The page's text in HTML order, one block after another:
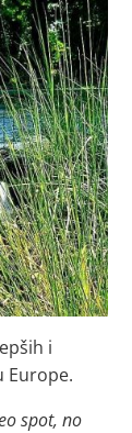
i
Europe.
spot, no